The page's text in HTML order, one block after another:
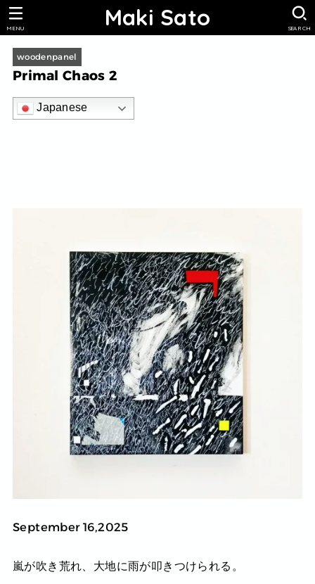
Maki Sato SEARCH
MENU
woodenpanel
Primal Chaos 2
Japanese
September 16,2025
嵐が吹き荒れ、大地に雨が叩きつけられる。